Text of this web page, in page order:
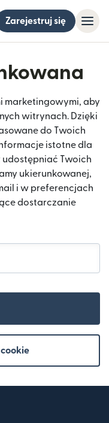
Zarejestruj się
marketingowymi, aby
witrynach. Dzięki
do Twoich
istotne dla
udostępniać Twoich
ukierunkowanej,
i w preferencjach
dostarczanie